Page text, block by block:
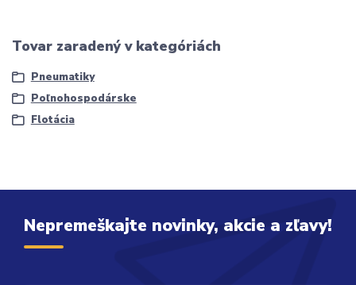
Tovar zaradený v kategóriách
Pneumatiky
Poľnohospodárske
Flotácia
Nepremeškajte novinky, akcie a zľavy!